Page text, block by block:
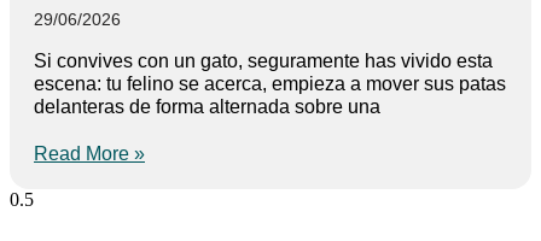
29/06/2026
Si convives con un gato, seguramente has vivido esta
escena: tu felino se acerca, empieza a mover sus patas
delanteras de forma alternada sobre una
Read More »